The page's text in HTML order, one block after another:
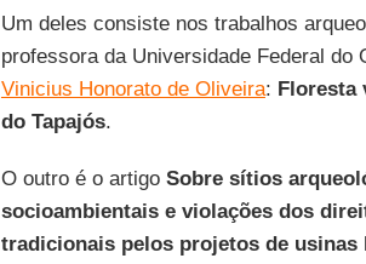
Um deles consiste nos trabalhos
professora da Universidade Federal do
Vinicius Honorato de Oliveira: Floresta
do Tapajós.
O outro é o artigo Sobre sítios
socioambientais e violações dos
tradicionais pelos projetos de